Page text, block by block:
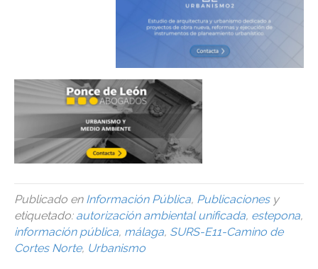
Publicado en Información Pública, Publicacionesy
etiquetado: autorización ambiental unificada, estepona,
información pública, málaga, SURS-E11-Camino de
Cortes Norte, Urbanismo